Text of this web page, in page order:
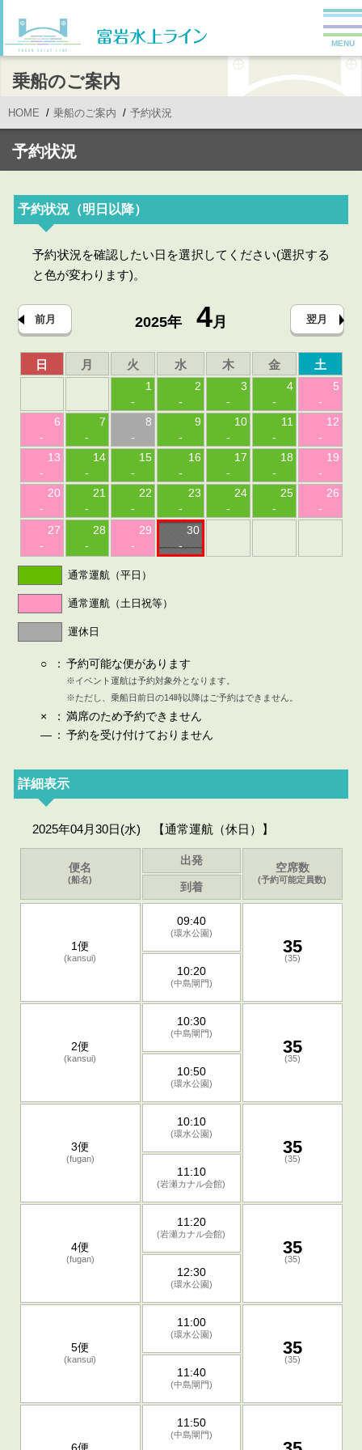
MENU
乗船のご案内
HOME 乗船のご案内 予約状況
予約状況
予約状況（明日以降）
予約状況を確認したい日を選択してください(選択する
と色が変わります)。
前月 2025年 4月 翌月
日 月 火 水 木 金 土
1
-
2
-
3
-
4
-
5
-
6
-
7
-
8
-
9
-
10
-
11
-
12
-
13
-
14
-
15
-
16
-
17
-
18
-
19
-
20
-
21
-
22
-
23
-
24
-
25
-
26
-
27
-
28
-
29
-
30
-
通常運航（平日）
通常運航（土日祝等）
運休日
○ ： 予約可能な便があります
※イベント運航は予約対象外となります。
※ただし、乗船日前日の14時以降はご予約はできません。
× ： 満席のため予約できません
— ： 予約を受け付けておりません
詳細表示
2025年04月30日(水) 【通常運航（休日）】
便名
(船名)
出発
空席数
(予約可能定員数)
到着
1便
(kansui)
09:40
(環水公園)
35
(35)
10:20
(中島閘門)
2便
(kansui)
10:30
(中島閘門)
35
(35)
10:50
(環水公園)
3便
(fugan)
10:10
(環水公園)
35
(35)
11:10
(岩瀬カナル会館)
4便
(fugan)
11:20
(岩瀬カナル会館)
35
(35)
12:30
(環水公園)
5便
(kansui)
11:00
(環水公園)
35
(35)
11:40
(中島閘門)
11:50
(中島閘門)